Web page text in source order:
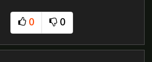
0
추천
0
비추천